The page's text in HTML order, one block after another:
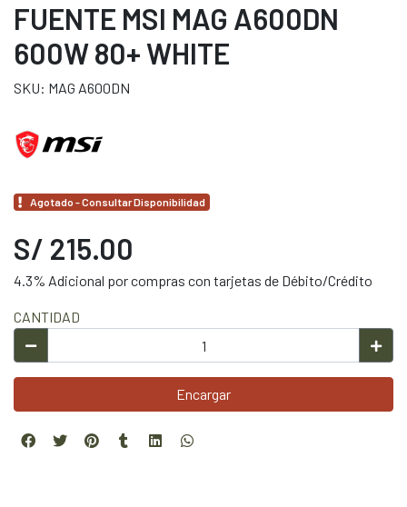
FUENTE MSI MAG A600DN
600W 80+ WHITE
SKU: MAG A600DN
Agotado - Consultar Disponibilidad
S/ 215.00
4.3% Adicional por compras con tarjetas de Débito/Crédito
CANTIDAD
Encargar